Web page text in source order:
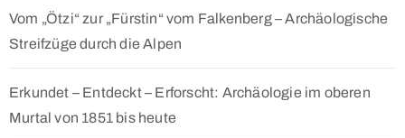
Vom „Ötzi“ zur „Fürstin“ vom Falkenberg – Archäologische
Streifzüge durch die Alpen
Erkundet – Entdeckt – Erforscht: Archäologie im oberen
Murtal von 1851 bis heute